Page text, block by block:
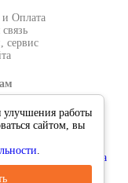
и Оплата
сервис
работы
сайтом, вы
.